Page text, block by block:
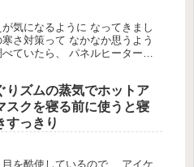
気になるように なってきまし
りズムの蒸気でホットア
スクを寝る前に使うと寝
すっきり
を酷使しているので、 アイケ